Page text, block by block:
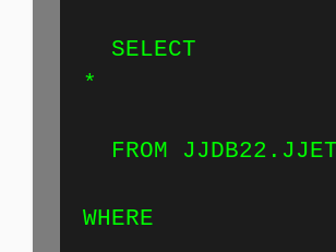
SELECT
FROM